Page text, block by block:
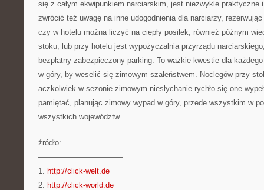
się z całym ekwipunkiem narciarskim, jest niezwykle praktyczne
zwrócić też uwagę na inne udogodnienia dla narciarzy,
czy w hotelu można liczyć na ciepły posiłek, również późnym
stoku, lub przy hotelu jest wypożyczalnia przyrządu
bezpłatny zabezpieczony parking. To ważkie kwestie dla
w góry, by weselić się zimowym szaleństwem. Noclegów przy
aczkolwiek w sezonie zimowym niesłychanie rychło się one
pamiętać, planując zimowy wypad w góry, przede wszystkim w
wszystkich województw.
źródło:
———————————
1. http://click-welt.de
2. http://click-world.de